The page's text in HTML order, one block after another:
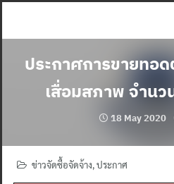
ประกาศการขายทอ
เสื่อมสภาพ จำนว
18 May 2020
ข่าวจัดซื้อจัดจ้าง,ประกาศ